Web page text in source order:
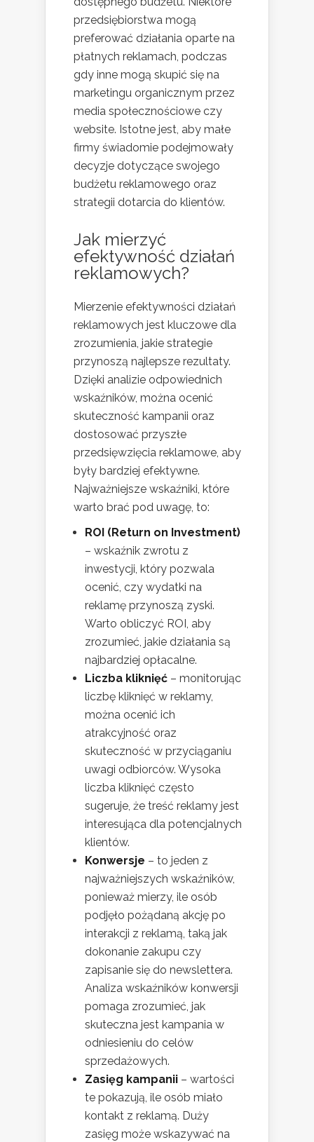
przedsiębiorstwa mogą
preferować działania oparte na
płatnych reklamach, podczas
gdy inne mogą skupić się na
marketingu organicznym przez
media społecznościowe czy
website. Istotne jest, aby małe
firmy świadomie podejmowały
decyzje dotyczące swojego
budżetu reklamowego oraz
strategii dotarcia do klientów.
Jak mierzyć
efektywność działań
reklamowych?
Mierzenie efektywności działań
reklamowych jest kluczowe dla
zrozumienia, jakie strategie
przynoszą najlepsze rezultaty.
Dzięki analizie odpowiednich
wskaźników, można ocenić
skuteczność kampanii oraz
dostosować przyszłe
przedsięwzięcia reklamowe, aby
były bardziej efektywne.
Najważniejsze wskaźniki, które
warto brać pod uwagę, to:
ROI (Return on Investment)
– wskaźnik zwrotu z
inwestycji, który pozwala
ocenić, czy wydatki na
reklamę przynoszą zyski.
Warto obliczyć ROI, aby
zrozumieć, jakie działania są
najbardziej opłacalne.
Liczba kliknięć – monitorując
liczbę kliknięć w reklamy,
można ocenić ich
atrakcyjność oraz
skuteczność w przyciąganiu
uwagi odbiorców. Wysoka
liczba kliknięć często
sugeruje, że treść reklamy jest
interesująca dla potencjalnych
klientów.
Konwersje – to jeden z
najważniejszych wskaźników,
ponieważ mierzy, ile osób
podjęło pożądaną akcję po
interakcji z reklamą, taką jak
dokonanie zakupu czy
zapisanie się do newslettera.
Analiza wskaźników konwersji
pomaga zrozumieć, jak
skuteczna jest kampania w
odniesieniu do celów
sprzedażowych.
Zasięg kampanii – wartości
te pokazują, ile osób miało
kontakt z reklamą. Duży
zasięg może wskazywać na